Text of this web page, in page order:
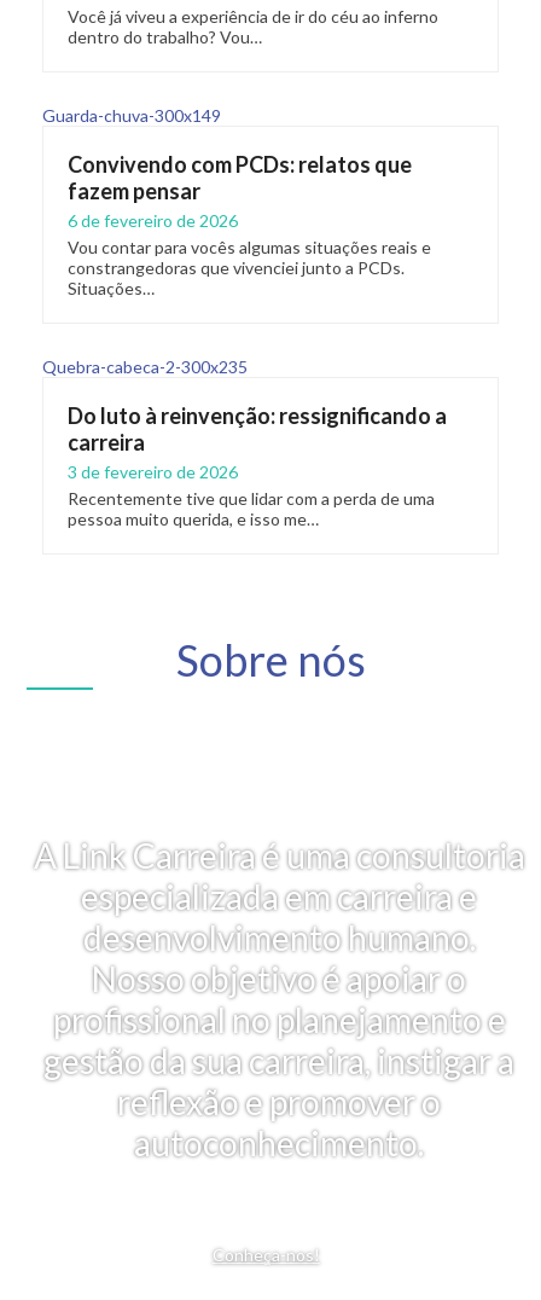
Você já viveu a experiência de ir do céu ao inferno
dentro do trabalho? Vou…
Convivendo com PCDs: relatos que
fazem pensar
6 de fevereiro de 2026
Vou contar para vocês algumas situações reais e
constrangedoras que vivenciei junto a PCDs.
Situações…
Do luto à reinvenção: ressignificando a
carreira
3 de fevereiro de 2026
Recentemente tive que lidar com a perda de uma
pessoa muito querida, e isso me…
Sobre nós
A Link Carreira é uma consultoria
especializada em carreira e
desenvolvimento humano.
Nosso objetivo é apoiar o
profissional no planejamento e
gestão da sua carreira, instigar a
reflexão e promover o
autoconhecimento.
Conheça-nos!